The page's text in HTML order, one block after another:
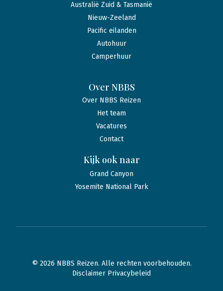
Australië Zuid & Tasmanië
Nieuw-Zeeland
Pacific eilanden
Autohuur
Camperhuur
Over NBBS
Over NBBS Reizen
Het team
Vacatures
Contact
Kijk ook naar
Grand Canyon
Yosemite National Park
© 2026 NBBS Reizen. Alle rechten voorbehouden.
Disclaimer Privacybeleid